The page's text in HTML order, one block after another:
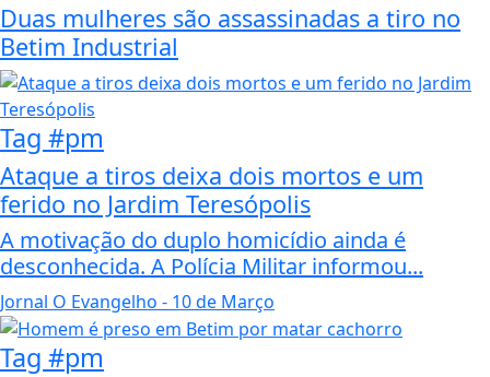
Duas mulheres são assassinadas a tiro no
Betim Industrial
Tag #pm
Ataque a tiros deixa dois mortos e um
ferido no Jardim Teresópolis
A motivação do duplo homicídio ainda é
desconhecida. A Polícia Militar informou...
Jornal O Evangelho - 10 de Março
Tag #pm